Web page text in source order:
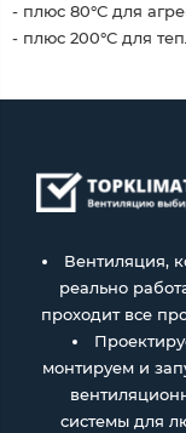
- плюс 80°С для
- плюс 200°С для
Вентиляция,
реально
проходит все
монтируем и
системы для